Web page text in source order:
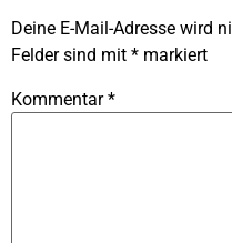
Deine E-Mail-Adresse wird
Felder sind mit * markiert
Kommentar*